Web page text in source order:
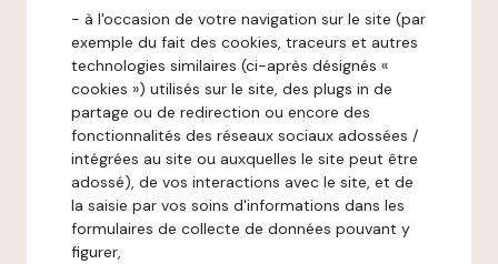
- à l'occasion de votre navigation sur le site (par
exemple du fait des cookies, traceurs et autres
technologies similaires (ci-après désignés «
cookies ») utilisés sur le site, des plugs in de
partage ou de redirection ou encore des
fonctionnalités des réseaux sociaux adossées /
intégrées au site ou auxquelles le site peut être
adossé), de vos interactions avec le site, et de
la saisie par vos soins d'informations dans les
formulaires de collecte de données pouvant y
figurer,